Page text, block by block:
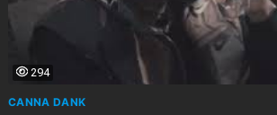
294
CANNA DANK